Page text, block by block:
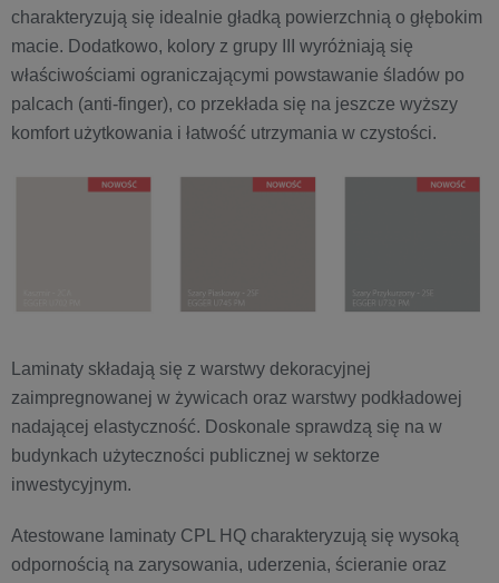
charakteryzują się idealnie gładką powierzchnią o głębokim
macie. Dodatkowo, kolory z grupy III wyróżniają się
właściwościami ograniczającymi powstawanie śladów po
palcach (anti-finger), co przekłada się na jeszcze wyższy
komfort użytkowania i łatwość utrzymania w czystości.
Laminaty składają się z warstwy dekoracyjnej
zaimpregnowanej w żywicach oraz warstwy podkładowej
nadającej elastyczność. Doskonale sprawdzą się na w
budynkach użyteczności publicznej w sektorze
inwestycyjnym.
Atestowane laminaty CPL HQ charakteryzują się wysoką
odpornością na zarysowania, uderzenia, ścieranie oraz